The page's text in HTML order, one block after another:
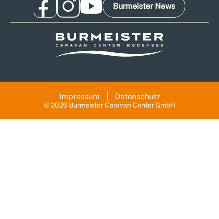
Burmeister News
© 2026 Burmeister Caravan Center GmbH
Impressum Datenschutz